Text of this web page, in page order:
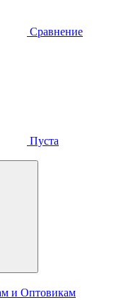
Сравнение
Пуста
и Оптовикам